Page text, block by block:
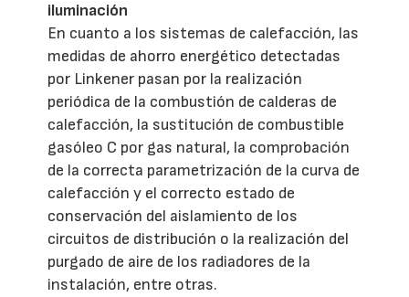
iluminación
En cuanto a los sistemas de calefacción, las
medidas de ahorro energético detectadas
por Linkener pasan por la realización
periódica de la combustión de calderas de
calefacción, la sustitución de combustible
gasóleo C por gas natural, la comprobación
de la correcta parametrización de la curva de
calefacción y el correcto estado de
conservación del aislamiento de los
circuitos de distribución o la realización del
purgado de aire de los radiadores de la
instalación, entre otras.